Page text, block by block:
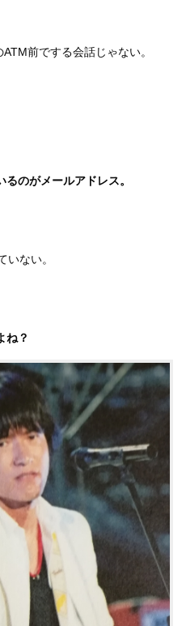
前でする会話じゃない。
のがメールアドレス。
いない。
ね？